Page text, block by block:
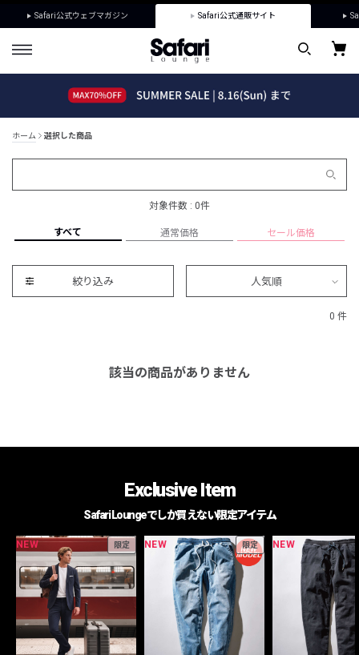
Safari公式ウェブマガジン Safari公式通販サイト
ホーム 選択した商品
対象件数 : 0件
すべて 通常価格 セール価格
絞り込み 人気順
0 件
該当の商品がありません
Exclusive Item
Safari Loungeでしか買えない限定アイテム
NEW 限定 NEW 限定 NEW